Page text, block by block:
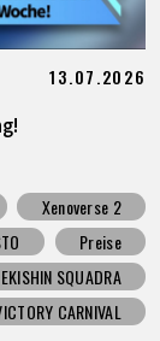
13.07.2026
Xenoverse 2
Preise
SQUADRA
CARNIVAL